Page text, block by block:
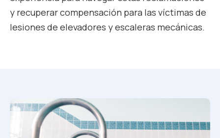
y recuperar compensación para las víctimas de
lesiones de elevadores y escaleras mecánicas.